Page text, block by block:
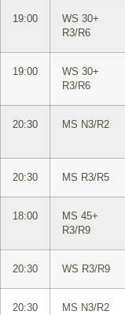
19:00
WS 30+
R3/R6
19:00
WS 30+
R3/R6
20:30 MS N3/R2
20:30 MS R3/R5
18:00
MS 45+
R3/R9
20:30 WS R3/R9
20:30 MS N3/R2